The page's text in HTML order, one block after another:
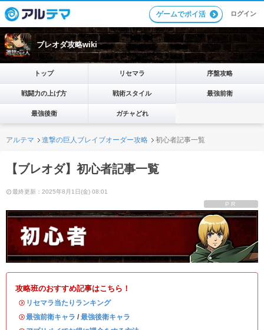
ゲームでポイ活 ログイン
ブレオダ攻略wiki
トップ リセマラ 序盤攻略
戦闘力の上げ方 戦術スタイル 最強前衛
最強後衛 ガチャどれ
アルテマ 進撃の巨人ブレイブオーダー攻略 初心者記事一覧
【ブレオダ】初心者記事一覧
最終更新：2025年8月1日(金) 08:01
PR
攻略班のおすすめ記事はこちら！
・ リセマラ当たりランキング
・最強前衛キャラ / 最強後衛キャラ